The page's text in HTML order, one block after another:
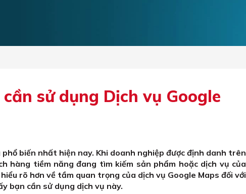
sử dụng Dịch vụ Google
biến nhất hiện nay. Khi doanh nghiệp được định danh trên
hàng tiềm năng đang tìm kiếm sản phẩm hoặc dịch vụ của
rõ hơn về tầm quan trọng của dịch vụ Google Maps đối với
bạn cần sử dụng dịch vụ này.